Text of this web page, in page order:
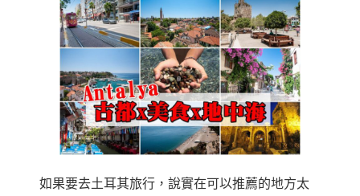
如果要去土耳其旅行，說實在可以推薦的地方太